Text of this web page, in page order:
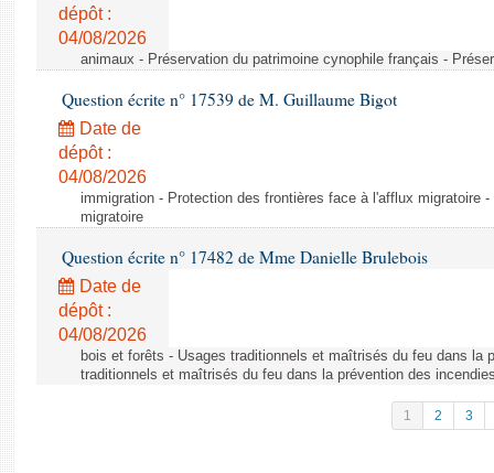
dépôt :
04/08/2026
animaux - Préservation du patrimoine cynophile français -
Question écrite n° 17539 de M. Guillaume Bigot
Date de
dépôt :
04/08/2026
immigration - Protection des frontières face à l'afflux migratoire
migratoire
Question écrite n° 17482 de Mme Danielle Brulebois
Date de
dépôt :
04/08/2026
bois et forêts - Usages traditionnels et maîtrisés du feu dans la
traditionnels et maîtrisés du feu dans la prévention des
1 2 3